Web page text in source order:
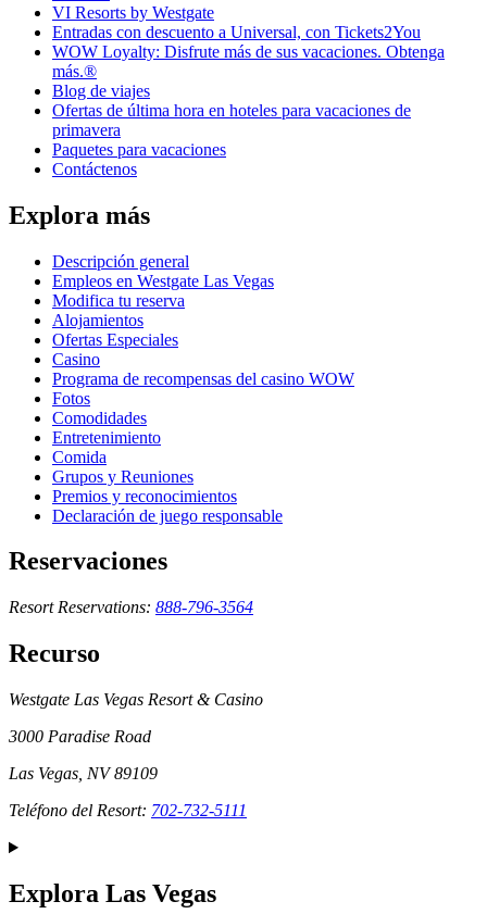
VI Resorts by Westgate
Entradas con descuento a Universal, con Tickets2You
WOW Loyalty: Disfrute más de sus vacaciones. Obtenga
más.®
Blog de viajes
Ofertas de última hora en hoteles para vacaciones de
primavera
Paquetes para vacaciones
Contáctenos
Explora más
Descripción general
Empleos en Westgate Las Vegas
Modifica tu reserva
Alojamientos
Ofertas Especiales
Casino
Programa de recompensas del casino WOW
Fotos
Comodidades
Entretenimiento
Comida
Grupos y Reuniones
Premios y reconocimientos
Declaración de juego responsable
Reservaciones
Resort Reservations: 888-796-3564
Recurso
Westgate Las Vegas Resort & Casino
3000 Paradise Road
Las Vegas, NV 89109
Teléfono del Resort: 702-732-5111
Explora Las Vegas